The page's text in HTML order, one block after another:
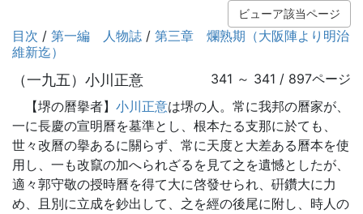
ビューア該当ページ
目次 / 第一編 人物誌 / 第三章 爛熟期（大阪陣より明治
維新迄）
（一九五）小川正意
341 ～ 341 / 897ページ
【堺の曆擧者】 小川正意は堺の人。常に我邦の曆家が、
一に長慶の宣明曆を墓準とし、根本たる支那に於ても、
世々改曆の擧あるに關らず、常に天度と大差ある曆本を使
用し、一も改竄の加へられざるを見て之を遺憾としたが、
適々郭守敬の授時曆を得て大に啓發せられ、硏鑽大に力
め、且別に立成を鈔出して、之を經の後尾に附し、時人の